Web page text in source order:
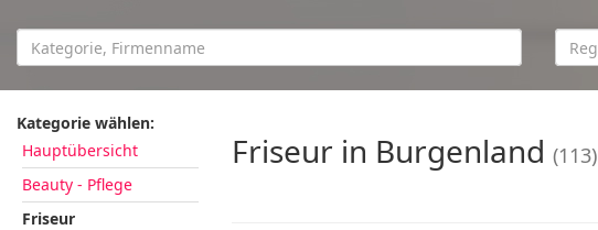
Kategorie wählen:
Hauptübersicht
Beauty - Pflege
Friseur
Friseur in Burgenland (113)